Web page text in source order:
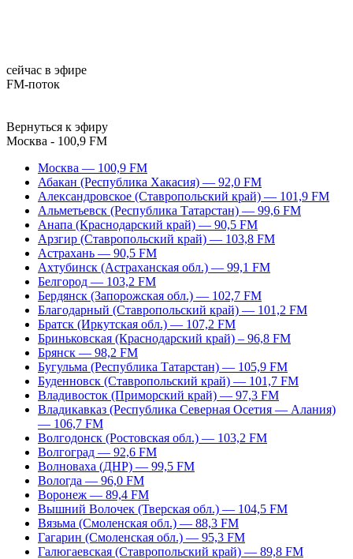
сейчас в эфире
FM-поток
Вернуться к эфиру
Москва - 100,9 FM
Москва — 100,9 FM
Абакан (Республика Хакасия) — 92,0 FM
Александровское (Ставропольский край) — 101,9 FM
Альметьевск (Республика Татарстан) — 99,6 FM
Анапа (Краснодарский край) — 90,5 FM
Арзгир (Ставропольский край) — 103,8 FM
Астрахань — 90,5 FM
Ахтубинск (Астраханская обл.) — 99,1 FM
Белгород — 103,2 FM
Бердянск (Запорожская обл.) — 102,7 FM
Благодарный (Ставропольский край) — 101,2 FM
Братск (Иркутская обл.) — 107,2 FM
Бриньковская (Краснодарский край) – 96,8 FM
Брянск — 98,2 FM
Бугульма (Республика Татарстан) — 105,9 FM
Буденновск (Ставропольский край) — 101,7 FM
Владивосток (Приморский край) — 97,3 FM
Владикавказ (Республика Северная Осетия — Алания)
— 106,7 FM
Волгодонск (Ростовская обл.) — 103,2 FM
Волгоград — 92,6 FM
Волноваха (ДНР) — 99,5 FM
Вологда — 96,0 FM
Воронеж — 89,4 FM
Вышний Волочек (Тверская обл.) — 104,5 FM
Вязьма (Смоленская обл.) — 88,3 FM
Гагарин (Смоленская обл.) — 95,3 FM
Галюгаевская (Ставропольский край) — 89,8 FM